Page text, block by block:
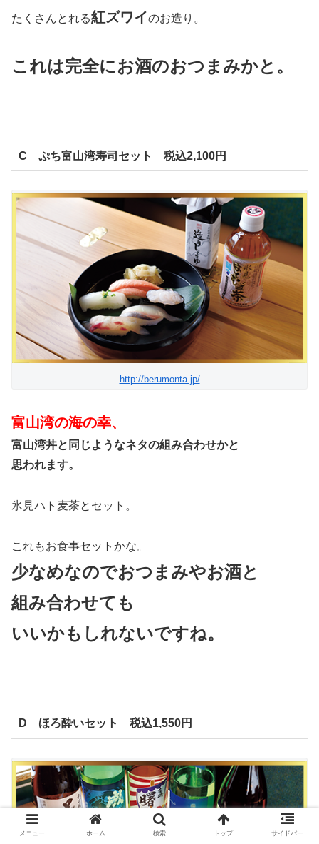
たくさんとれる紅ズワイのお造り。
これは完全にお酒のおつまみかと。
C ぷち富山湾寿司セット 税込2,100円
http://berumonta.jp/
富山湾の海の幸、
富山湾丼と同じようなネタの組み合わせかと
思われます。
氷見ハト麦茶とセット。
これもお食事セットかな。
少なめなのでおつまみやお酒と
組み合わせても
いいかもしれないですね。
D ほろ酔いセット 税込1,550円
メニュー ホーム 検索 トップ サイドバー